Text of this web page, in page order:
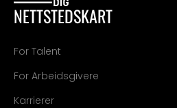
NETTSTEDSKART
For Talent
For Arbeidsgivere
Karrierer